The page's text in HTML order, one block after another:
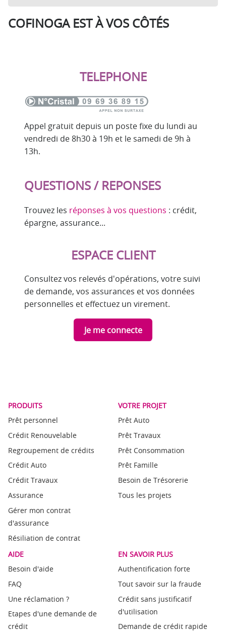
COFINOGA EST À VOS CÔTÉS
TELEPHONE
Appel gratuit depuis un poste fixe du lundi au
vendredi de 8h30 à 19h et le samedi de 9h à
13h.
QUESTIONS / REPONSES
Trouvez les réponses à vos questions : crédit,
épargne, assurance...
ESPACE CLIENT
Consultez vos relevés d'opérations, votre suivi
de demande, vos assurances et vos données
personnelles et effectuez un virement.
Je me connecte
PRODUITS
Prêt personnel
Crédit Renouvelable
Regroupement de crédits
Crédit Auto
Crédit Travaux
Assurance
Gérer mon contrat
d'assurance
Résiliation de contrat
VOTRE PROJET
Prêt Auto
Prêt Travaux
Prêt Consommation
Prêt Famille
Besoin de Trésorerie
Tous les projets
AIDE
Besoin d'aide
FAQ
Une réclamation ?
Etapes d'une demande de
crédit
EN SAVOIR PLUS
Authentification forte
Tout savoir sur la fraude
Crédit sans justificatif
d'utilisation
Demande de crédit rapide